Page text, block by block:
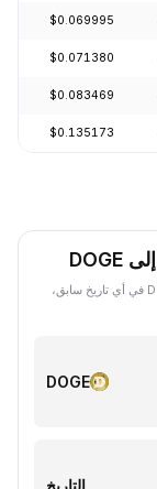
$0.069995
$0.071380
$0.083469
$0.135173
تعرَّف على قيمة ما تملكه من DOGE ‏(Dogecoin) بعملة DOGE في أي تاريخ سابق،
DOGE
التاريخ